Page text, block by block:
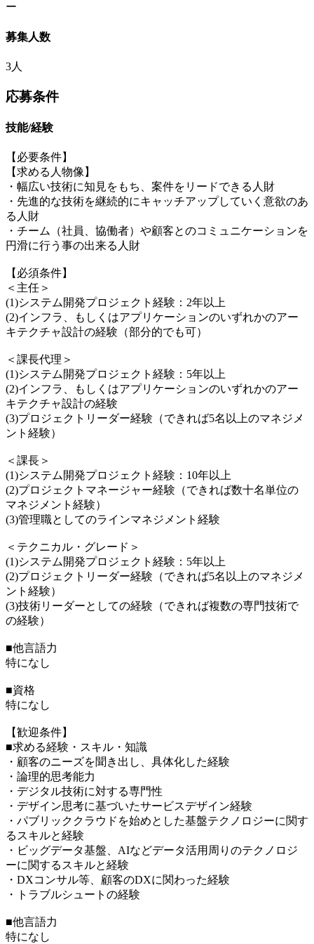
ー
募集人数
3人
応募条件
技能/経験
【必要条件】
【求める人物像】
・幅広い技術に知見をもち、案件をリードできる人財
・先進的な技術を継続的にキャッチアップしていく意欲のあ
る人財
・チーム（社員、協働者）や顧客とのコミュニケーションを
円滑に行う事の出来る人財
【必須条件】
＜主任＞
(1)システム開発プロジェクト経験：2年以上
(2)インフラ、もしくはアプリケーションのいずれかのアー
キテクチャ設計の経験（部分的でも可）
＜課長代理＞
(1)システム開発プロジェクト経験：5年以上
(2)インフラ、もしくはアプリケーションのいずれかのアー
キテクチャ設計の経験
(3)プロジェクトリーダー経験（できれば5名以上のマネジメ
ント経験）
＜課長＞
(1)システム開発プロジェクト経験：10年以上
(2)プロジェクトマネージャー経験（できれば数十名単位の
マネジメント経験）
(3)管理職としてのラインマネジメント経験
＜テクニカル・グレード＞
(1)システム開発プロジェクト経験：5年以上
(2)プロジェクトリーダー経験（できれば5名以上のマネジメ
ント経験）
(3)技術リーダーとしての経験（できれば複数の専門技術で
の経験）
■他言語力
特になし
■資格
特になし
【歓迎条件】
■求める経験・スキル・知識
・顧客のニーズを聞き出し、具体化した経験
・論理的思考能力
・デジタル技術に対する専門性
・デザイン思考に基づいたサービスデザイン経験
・パブリッククラウドを始めとした基盤テクノロジーに関す
るスキルと経験
・ビッグデータ基盤、AIなどデータ活用周りのテクノロジ
ーに関するスキルと経験
・DXコンサル等、顧客のDXに関わった経験
・トラブルシュートの経験
■他言語力
特になし